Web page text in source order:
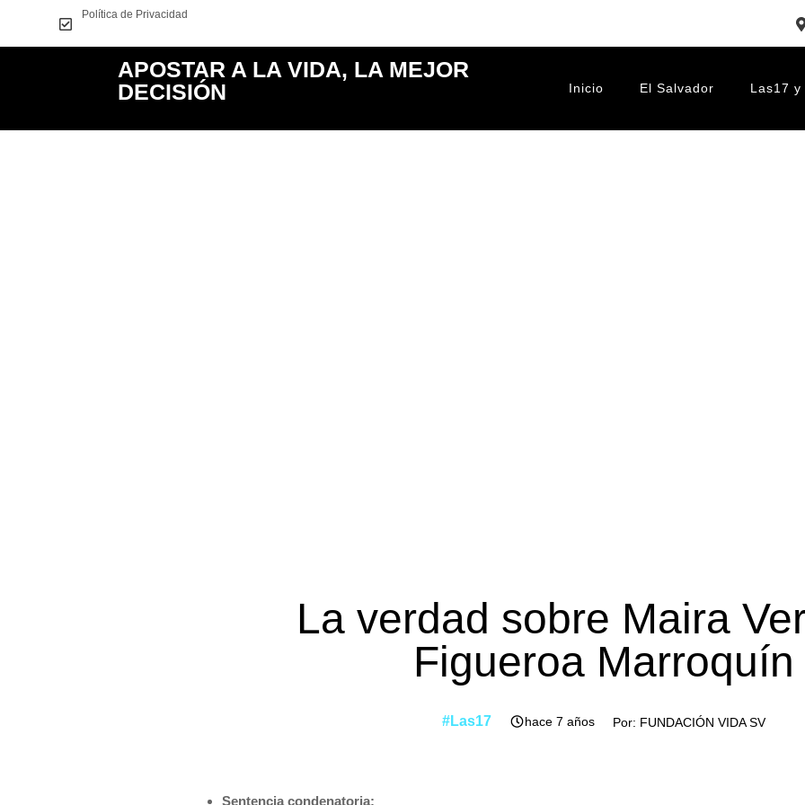
Política de Privacidad
APOSTAR A LA VIDA, LA MEJOR
DECISIÓN
Inicio El Salvador Las17 y
La verdad sobre Maira
Figueroa Marroquín
#Las17 hace 7 años Por: FUNDACIÓN VIDA SV
Sentencia condenatoria: